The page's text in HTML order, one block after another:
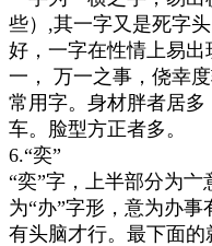
些）,其一字又是死字
好，一字在性情上易
一， 万一之事，侥幸
常用字。身材胖者居
车。脸型方正者多。
6.“奕”
“奕”字，上半部分为
为“办”字形，意为办
有头脑才行。最下面